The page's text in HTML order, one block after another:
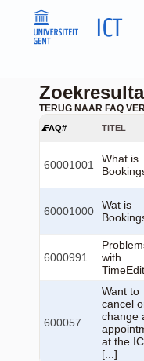
TERUG NAAR FAQ
FAQ# TITEL
60001001
What is
60001000
Wat is
6000991
with
TimeEdit
600057
Want to
cancel
change
at the
[...]